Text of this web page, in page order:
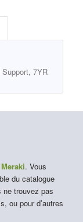
7YR
. Vous
du catalogue
ne trouvez pas
ou pour d’autres